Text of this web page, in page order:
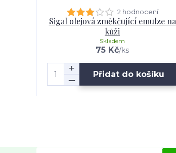
2 hodnocení
Sigal olejová změkčující emulze na
kůži
75 Kč/ks
Skladem
Přidat do košíku